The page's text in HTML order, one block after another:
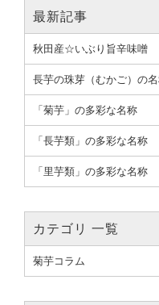
最新記事
秋田産☆いぶり旨辛味噌
長芋の珠芽（むかご）の
「菊芋」の多彩な名称
「長芋類」の多彩な名称
「里芋類」の多彩な名称
カテゴリ 一覧
菊芋コラム